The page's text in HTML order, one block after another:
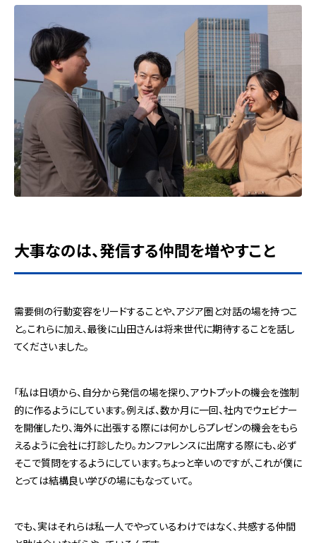
大事なのは、発信する仲間を増やすこと
需要側の行動変容をリードすることや、アジア圏と対話の場を持つこ
と。これらに加え、最後に山田さんは将来世代に期待することを話し
てくださいました。
「私は日頃から、自分から発信の場を探り、アウトプットの機会を強制
的に作るようにしています。例えば、数か月に一回、社内でウェビナー
を開催したり、海外に出張する際には何かしらプレゼンの機会をもら
えるように会社に打診したり。カンファレンスに出席する際にも、必ず
そこで質問をするようにしています。ちょっと辛いのですが、これが僕に
とっては結構良い学びの場にもなっていて。
でも、実はそれらは私一人でやっているわけではなく、共感する仲間